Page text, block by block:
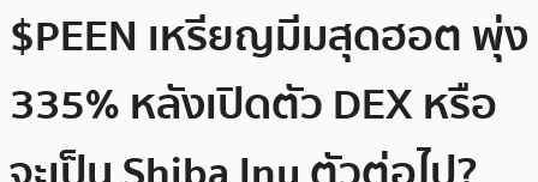
$PEEN เหรียญมีมสุดฮอต พุ่ง
335% หลังเปิดตัว DEX หรือ